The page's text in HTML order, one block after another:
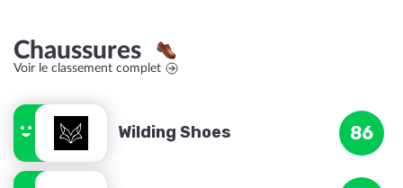
Chaussures
Voir le classement complet
Wilding Shoes 86